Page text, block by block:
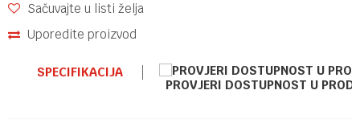
Sačuvajte u listi želja
Uporedite proizvod
SPECIFIKACIJA
PROVJERI DOSTUPNOST U